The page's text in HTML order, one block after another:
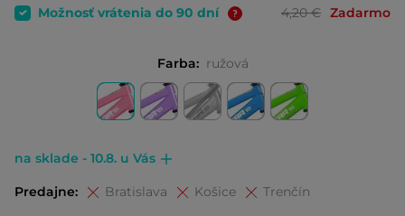
Možnosť vrátenia do 90 dní 4,20 € Zadarmo
Farba: ružová
na sklade - 10.8. u Vás
Predajne: Bratislava Košice Trenčín